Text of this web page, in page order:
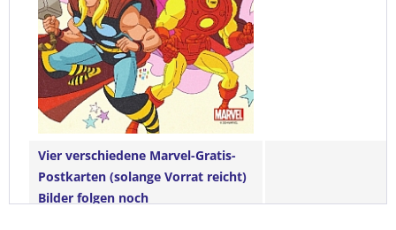
Vier verschiedene Marvel-Gratis-
Postkarten (solange Vorrat reicht)
Bilder folgen noch